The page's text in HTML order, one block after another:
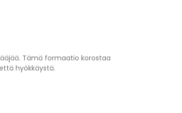
Tämä formaatio korostaa
hyökkäystä.